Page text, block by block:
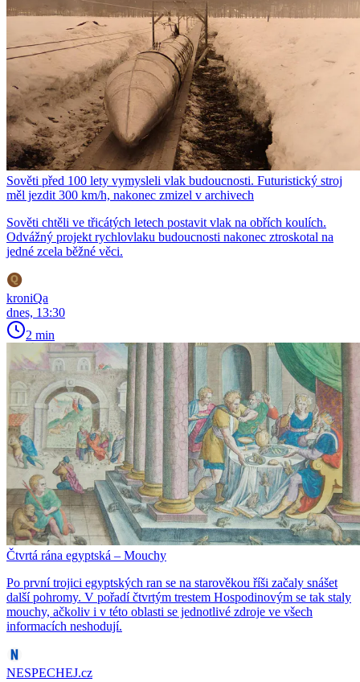
Sověti před 100 lety vymysleli vlak budoucnosti. Futuristický stroj
měl jezdit 300 km/h, nakonec zmizel v archivech
Sověti chtěli ve třicátých letech postavit vlak na obřích koulích.
Odvážný projekt rychlovlaku budoucnosti nakonec ztroskotal na
jedné zcela běžné věci.
kroniQa
dnes, 13:30
2 min
Čtvrtá rána egyptská – Mouchy
Po první trojici egyptských ran se na starověkou říši začaly snášet
další pohromy. V pořadí čtvrtým trestem Hospodinovým se tak staly
mouchy, ačkoliv i v této oblasti se jednotlivé zdroje ve všech
informacích neshodují.
NESPECHEJ.cz